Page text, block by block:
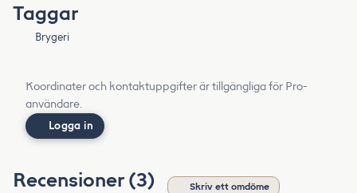
Taggar
Brygeri
Koordinater och kontaktuppgifter är tillgängliga för Pro-
användare.
Logga in
Recensioner (3) Skriv ett omdöme